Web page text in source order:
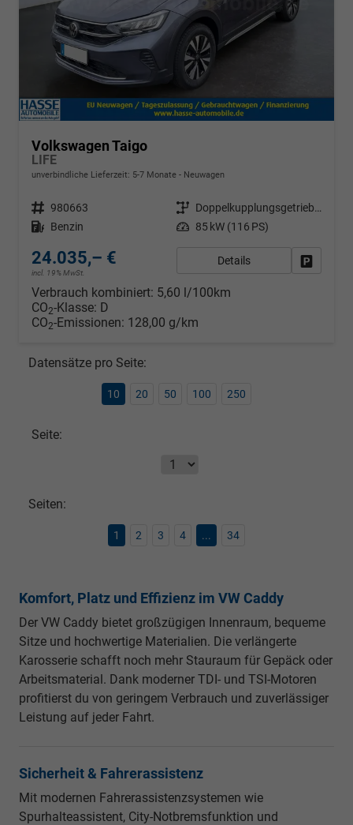
Volkswagen Taigo
LIFE
unverbindliche Lieferzeit: 5-7 Monate Neuwagen
Fahrzeugnr. 980663 Getriebe
Doppelkupplungsgetriebe (DSG)
Kraftstoff Benzin Leistung 85 kW (116 PS)
24.035,– €
incl. 19% MwSt.
Details
Verbrauch kombiniert: 5,60 l/100km
CO2-Klasse: D
CO2-Emissionen: 128,00 g/km
Datensätze pro Seite:
10 20 50 100 250
Seite:
Seiten:
1 2 3 4 ... 34
Komfort, Platz und Effizienz im VW Caddy
Der VW Caddy bietet großzügigen Innenraum, bequeme
Sitze und hochwertige Materialien. Die verlängerte
Karosserie schafft noch mehr Stauraum für Gepäck oder
Arbeitsmaterial. Dank moderner TDI- und TSI-Motoren
profitierst du von geringem Verbrauch und zuverlässiger
Leistung auf jeder Fahrt.
Sicherheit & Fahrerassistenz
Mit modernen Fahrerassistenzsystemen wie
Spurhalteassistent, City-Notbremsfunktion und